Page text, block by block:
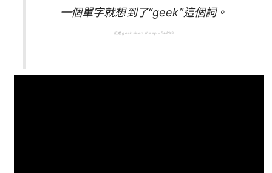
一個單字就想到了“geek”這個詞。
出處 geek sleep sheep – BARKS